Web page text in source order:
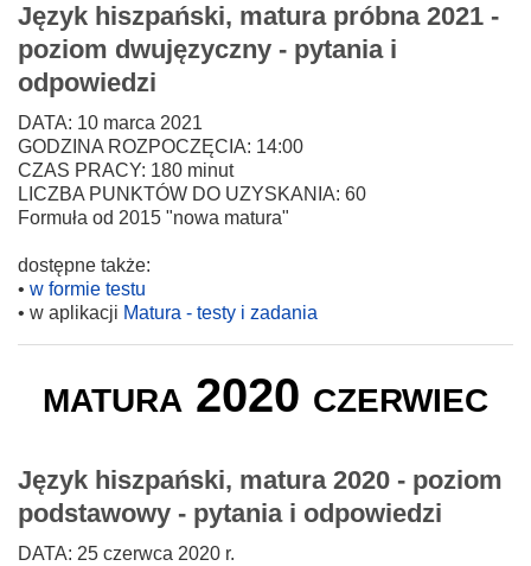
Język hiszpański, matura próbna 2021 -
poziom dwujęzyczny - pytania i
odpowiedzi
DATA: 10 marca 2021
GODZINA ROZPOCZĘCIA: 14:00
CZAS PRACY: 180 minut
LICZBA PUNKTÓW DO UZYSKANIA: 60
Formuła od 2015 "nowa matura"
dostępne także:
• w formie testu
• w aplikacji Matura - testy i zadania
matura 2020 czerwiec
Język hiszpański, matura 2020 - poziom
podstawowy - pytania i odpowiedzi
DATA: 25 czerwca 2020 r.